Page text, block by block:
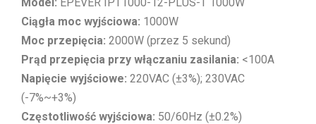
Ciągła moc wyjściowa: 1000W
Moc przepięcia: 2000W (przez 5 sekund)
Prąd przepięcia przy włączaniu zasilania: <100A
Napięcie wyjściowe: 220VAC (±3%); 230VAC
(-7%~+3%)
Częstotliwość wyjściowa: 50/60Hz (±0.2%)